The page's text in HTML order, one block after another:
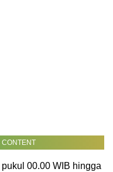
00.00 WIB hingga